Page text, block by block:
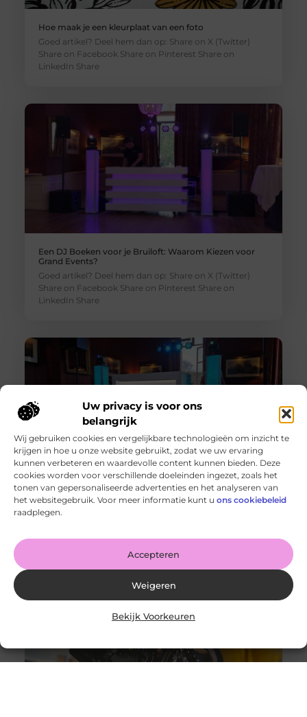
Uw privacy is voor ons
belangrijk
Wij gebruiken cookies en vergelijkbare technologieën om inzicht te
krijgen in hoe u onze website gebruikt, zodat we uw ervaring
kunnen verbeteren en waardevolle content kunnen bieden. Deze
cookies worden voor verschillende doeleinden ingezet, zoals het
tonen van gepersonaliseerde advertenties en het analyseren van
het websitegebruik. Voor meer informatie kunt u ons cookiebeleid
raadplegen.
Accepteren
Weigeren
Bekijk Voorkeuren
Hoe maak je een kleurplaat van een foto
Goed artikel? Deel hem dan op: Share on X (Twitter)
Share on Facebook Share on Pinterest Share on
LinkedIn Share
Een DJ Boeken voor je Bruiloft: Waarom Kiezen voor
Grand Events?
Goed artikel? Deel hem dan op: Share on X (Twitter)
Share on Facebook Share on Pinterest Share on
LinkedIn Share
Een Feest DJ Huren voor je Bedrijfsfeest: De Sleutel tot
Succes
Goed artikel? Deel hem dan op: Share on X (Twitter)
Share on Facebook Share on Pinterest Share on